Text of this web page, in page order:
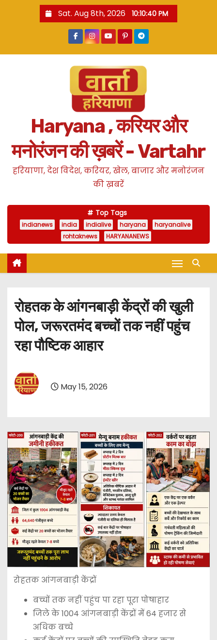
Sat. Aug 8th, 2026 10:10:41 PM
Haryana , करियर और
मनोरंजन की ख़बरें - Vartahr
हरियाणा, देश विदेश, करियर, खेल, बाजार और मनोरंजन
की ख़बरें
Top Tags
indianews india indialive haryana
haryanalive
rohtaknews
HARYANANEWS
रोहतक के आंगनबाड़ी केंद्रों की खुली
पोल, जरूरतमंद बच्चों तक नहीं पहुंच
रहा पौष्टिक आहार
May 15, 2026
रोहतक आंगनबाड़ी केंद्रों
बच्चों तक नहीं पहुंच पा रहा पूरा पोषाहार
जिले के 1004 आंगनबाड़ी केंद्रों में 64 हजार से
अधिक बच्चे